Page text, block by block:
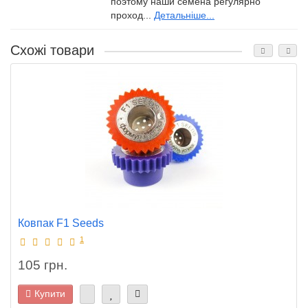
проход... Детальніше...
Схожі товари
Ковпак F1 Seeds
1
105 грн.
Купити